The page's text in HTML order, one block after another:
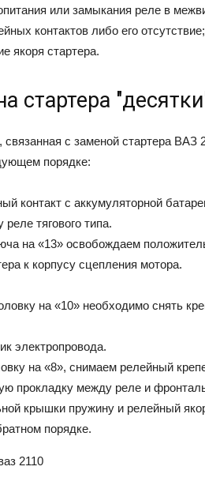
или замыкания реле в
контактов либо его отсутствие;
якоря стартера.
стартера
с заменой стартера ВАЗ
порядке:
контакт с аккумуляторной
тягового типа.
на «13» освобождаем
к корпусу сцепления мотора.
на «10» необходимо снять
электропровода.
на «8», снимаем релейный
прокладку между реле и
крышки пружину и релейный
порядке.